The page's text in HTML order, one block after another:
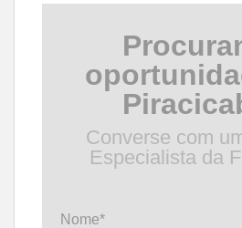
Converse com
Especialista da
Nome*